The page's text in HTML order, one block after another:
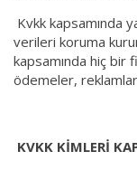
Kvkk kapsamında
verileri koruma
kapsamında hiç bir
ödemeler,
KVKK KİMLERİ